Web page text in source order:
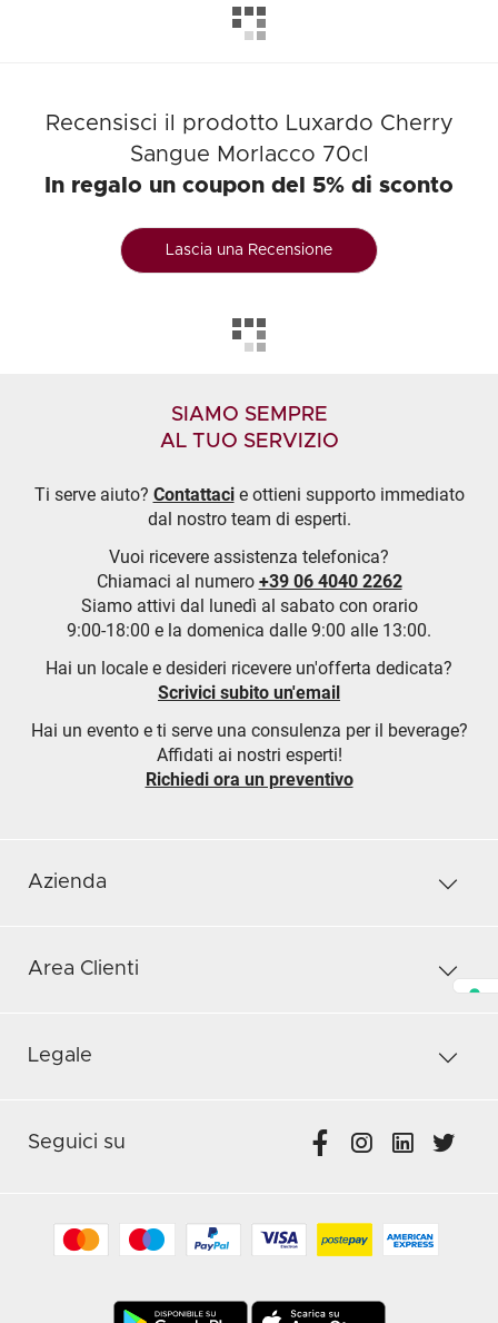
Recensisci il prodotto Luxardo Cherry
Sangue Morlacco 70cl
In regalo un coupon del 5% di sconto
Lascia una Recensione
SIAMO SEMPRE
AL TUO SERVIZIO
Ti serve aiuto? Contattacie ottieni supporto immediato
dal nostro team di esperti.
Vuoi ricevere assistenza telefonica?
Chiamaci al numero +39 06 4040 2262
Siamo attivi dal lunedì al sabato con orario
9:00-18:00 e la domenica dalle 9:00 alle 13:00.
Hai un locale e desideri ricevere un'offerta dedicata?
Scrivici subito un'email
Hai un evento e ti serve una consulenza per il beverage?
Affidati ai nostri esperti!
Richiedi ora un preventivo
Azienda
Area Clienti
Legale
Seguici su